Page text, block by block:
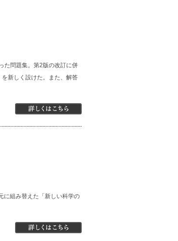
た問題集。第2版の改訂に併
新しく設けた。また、解答
に組み替えた「新しい科学の